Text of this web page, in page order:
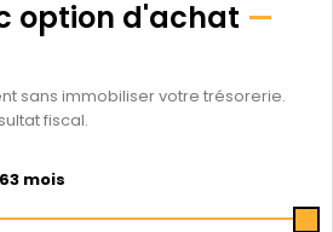
option d'achat —
sans immobiliser votre trésorerie.
fiscal.
63 mois